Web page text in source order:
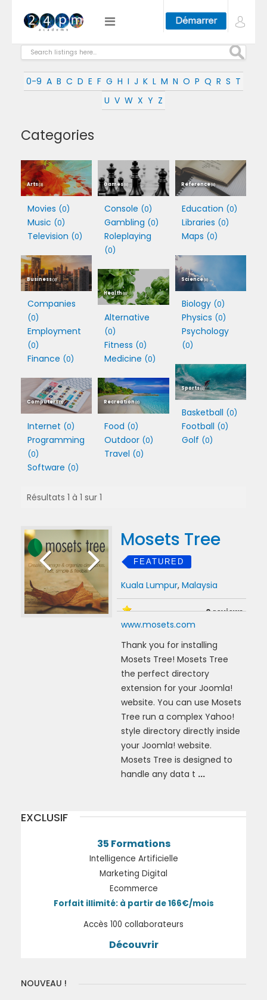
0-9 A B C D E F G H I J K L M N O P Q R S T
U V W X Y Z
Categories
Arts(3)
Movies (0)
Music (0)
Television (0)
Business(3)
Companies
(0)
Employment
(0)
Finance (0)
Computers(3)
Internet (0)
Programming
(0)
Software (0)
Games (0)
Console (0)
Gambling (0)
Roleplaying
(0)
Health(0)
Alternative
(0)
Fitness (0)
Medicine (0)
Recreation(0)
Food (0)
Outdoor (0)
Travel (0)
Reference(0)
Education (0)
Libraries (0)
Maps (0)
Science(0)
Biology (0)
Physics (0)
Psychology
(0)
Sports(0)
Basketball (0)
Football (0)
Golf (0)
Résultats 1 à 1 sur 1
Mosets Tree
FEATURED
Kuala Lumpur, Malaysia
0 reviews
www.mosets.com
Thank you for installing
Mosets Tree! Mosets Tree
the perfect directory
extension for your Joomla!
website. You can use Mosets
Tree run a complex Yahoo!
style directory directly inside
your Joomla! website.
Mosets Tree is designed to
handle any data t ...
EXCLUSIF
35 Formations
Intelligence Artificielle
Marketing Digital
Ecommerce
Forfait illimité: à partir de 166€/mois
Accès 100 collaborateurs
Découvrir
NOUVEAU !